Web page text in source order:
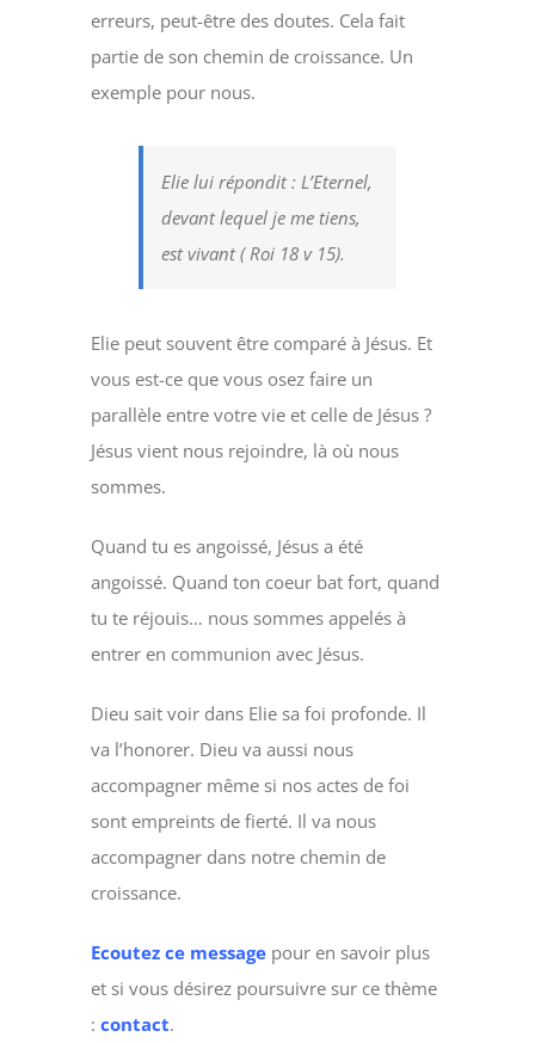
erreurs, peut-être des doutes. Cela fait
partie de son chemin de croissance. Un
exemple pour nous.
Elie lui répondit : L’Eternel,
devant lequel je me tiens,
est vivant ( Roi 18 v 15).
Elie peut souvent être comparé à Jésus. Et
vous est-ce que vous osez faire un
parallèle entre votre vie et celle de Jésus ?
Jésus vient nous rejoindre, là où nous
sommes.
Quand tu es angoissé, Jésus a été
angoissé. Quand ton coeur bat fort, quand
tu te réjouis… nous sommes appelés à
entrer en communion avec Jésus.
Dieu sait voir dans Elie sa foi profonde. Il
va l’honorer. Dieu va aussi nous
accompagner même si nos actes de foi
sont empreints de fierté. Il va nous
accompagner dans notre chemin de
croissance.
Ecoutez ce message pour en savoir plus
et si vous désirez poursuivre sur ce thème
:contact.